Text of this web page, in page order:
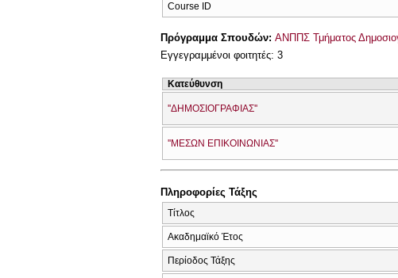
Course ID
Πρόγραμμα Σπουδών: ΑΝΠΠΣ Τμήματος
Εγγεγραμμένοι φοιτητές: 3
Κατεύθυνση
''ΔΗΜΟΣΙΟΓΡΑΦΙΑΣ''
''ΜΕΣΩΝ ΕΠΙΚΟΙΝΩΝΙΑΣ''
Πληροφορίες Τάξης
Τίτλος
Ακαδημαϊκό Έτος
Περίοδος Τάξης